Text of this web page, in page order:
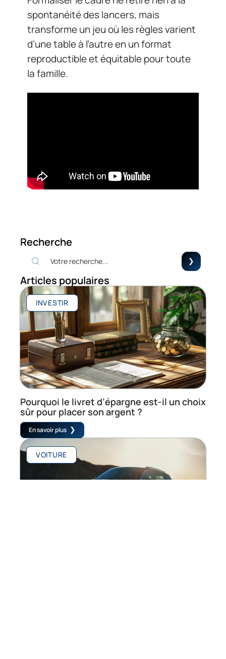
spontanéité des lancers, mais
transforme un jeu où les règles varient
d’une table à l’autre en un format
reproductible et équitable pour toute
la famille.
Recherche
Articles populaires
INVESTIR
Pourquoi le livret d’épargne est-il un choix
sûr pour placer son argent ?
En savoir plus
VOITURE